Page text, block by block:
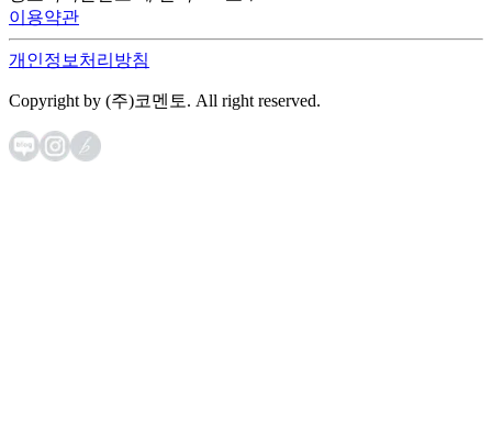
이용약관
개인정보처리방침
Copyright by (주)코멘토. All right reserved.